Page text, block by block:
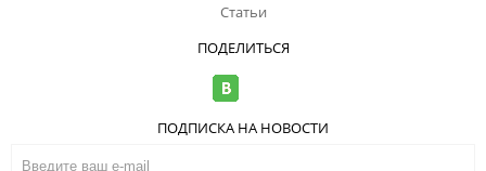
Статьи
ПОДЕЛИТЬСЯ
ПОДПИСКА НА НОВОСТИ